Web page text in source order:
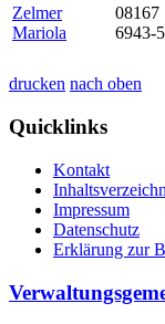
Zelmer
Mariola
08167
6943-
drucken nach oben
Quicklinks
Kontakt
Impressum
Datenschutz
Erklärung zur